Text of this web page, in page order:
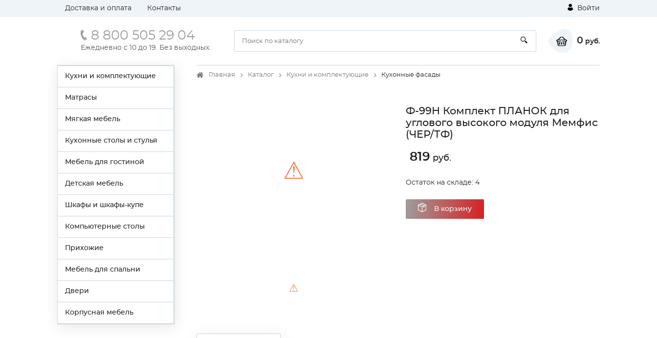
Доставка и оплата Контакты Войти
8 800 505 29 04
Ежедневно с 10 до 19. Без выходных.
0 руб.
Кухни и комплектующие
Матрасы
Мягкая мебель
Кухонные столы и стулья
Мебель для гостиной
Детская мебель
Шкафы и шкафы-купе
Компьютерные столы
Прихожие
Мебель для спальни
Двери
Корпусная мебель
Главная Каталог Кухни и комплектующие Кухонные фасады
⚠
⚠
Ф-99Н Комплект ПЛАНОК для
углового высокого модуля Мемфис
(ЧЕР/ТФ)
819 руб.
Остаток на складе: 4
В корзину